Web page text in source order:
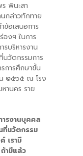
กรรมการศึกษา
พินะสา
นกล่าวทักทาย
ข้อเสนอการ
งฯ ในการ
รบริหารงาน
วัตกรรมการ
การศึกษาขั้น
๒๕๖๕ ณ โรง
านคร ราย
ารงานบุคคล
ที่นวัตกรรม
เรามี
ามีแล้ว